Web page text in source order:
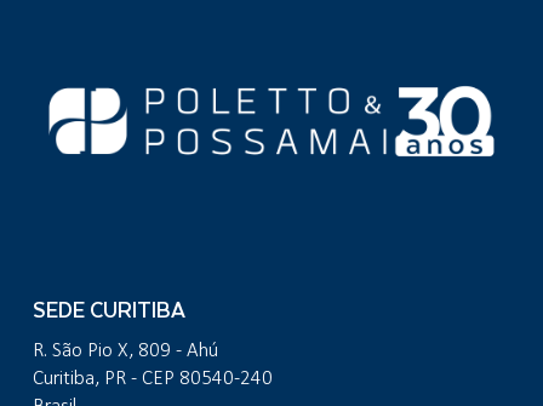
SEDE CURITIBA
R. São Pio X, 809 - Ahú
Curitiba, PR - CEP 80540-240